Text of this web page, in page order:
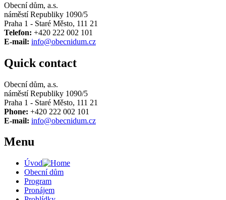
Obecní dům, a.s.
náměstí Republiky 1090/5
Praha 1 - Staré Město, 111 21
Telefon: +420 222 002 101
E-mail: info@obecnidum.cz
Quick contact
Obecní dům, a.s.
náměstí Republiky 1090/5
Praha 1 - Staré Město, 111 21
Phone: +420 222 002 101
E-mail: info@obecnidum.cz
Menu
Úvod
Obecní dům
Program
Pronájem